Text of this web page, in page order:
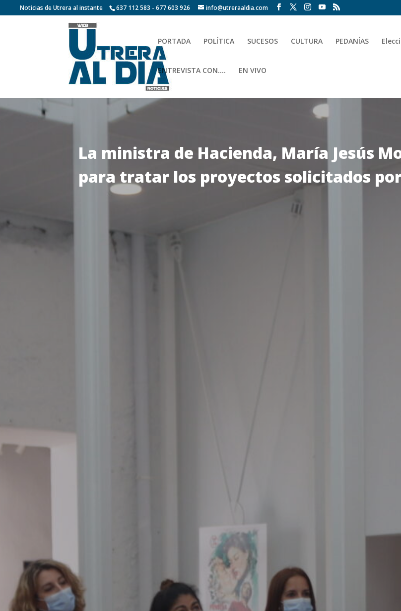
Noticias de Utrera al instante 637 112 583 - 677 603 926 info@utreraaldia.com
PORTADA POLÍTICA SUCESOS CULTURA PEDANÍAS
ENTREVISTA CON…. EN VIVO
La ministra de Hacienda, María Jesús
para tratar los proyectos solicitados